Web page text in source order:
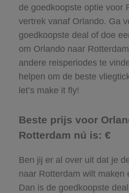
de goedkoopste optie voor
vertrek vanaf Orlando. Ga
goedkoopste deal of doe
om Orlando naar
andere reisperiodes te
helpen om de beste
let’s make it fly!
Beste prijs voor
Rotterdam nú is: €
Ben jij er al over uit dat je
naar Rotterdam wilt maken
Dan is de goedkoopste